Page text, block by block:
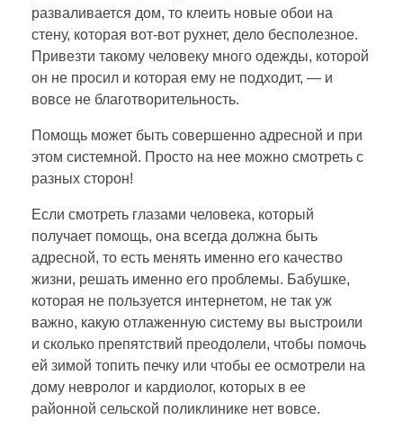
в
о
р
и
т
е
л
ь
н
разваливается дом, то клеить новые обои на
стену, которая вот-вот рухнет, дело бесполезное.
Привезти такому человеку много одежды, которой
он не просил и которая ему не подходит, — и
вовсе не благотворительность.
Помощь может быть совершенно адресной и при
этом системной. Просто на нее можно смотреть с
разных сторон!
Если смотреть глазами человека, который
получает помощь, она всегда должна быть
адресной, то есть менять именно его качество
жизни, решать именно его проблемы. Бабушке,
которая не пользуется интернетом, не так уж
важно, какую отлаженную систему вы выстроили
и сколько препятствий преодолели, чтобы помочь
ей зимой топить печку или чтобы ее осмотрели на
дому невролог и кардиолог, которых в ее
районной сельской поликлинике нет вовсе.